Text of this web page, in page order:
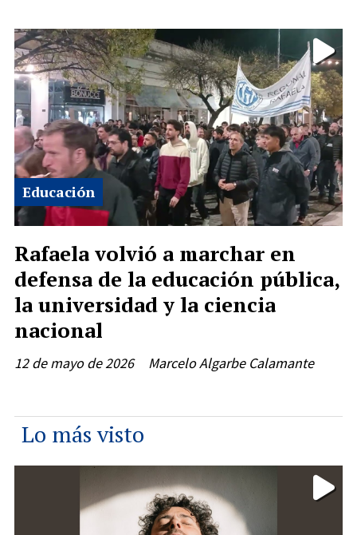
Rafaela volvió a marchar en
defensa de la educación pública,
la universidad y la ciencia
nacional
Marcelo Algarbe Calamante
Educación
12 de mayo de 2026
Lo más visto